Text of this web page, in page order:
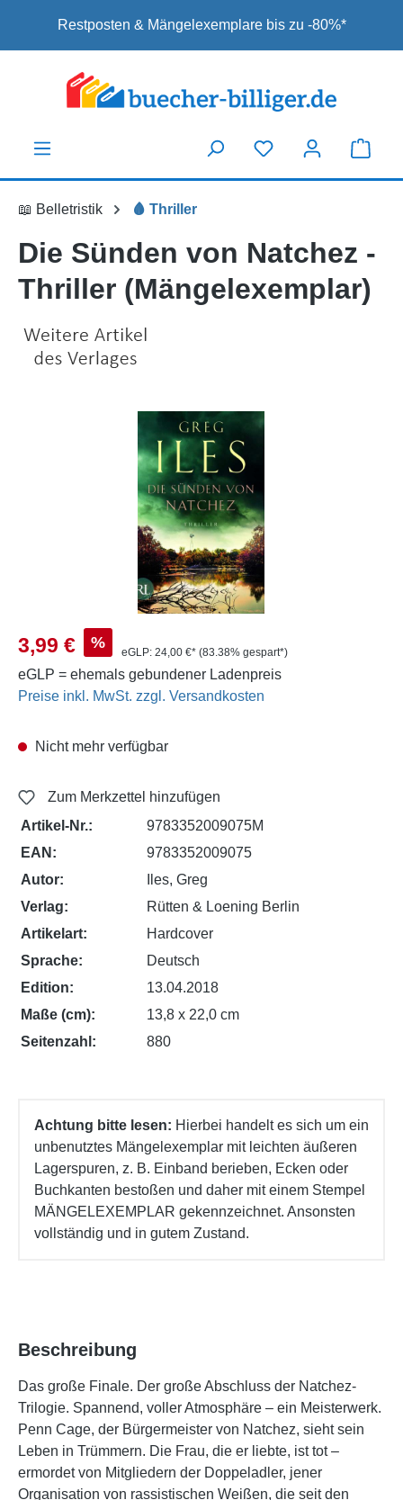
Zum Hauptinhalt springen
Restposten & Mängelexemplare bis zu -80%*
📖 Belletristik 🩸 Thriller
Die Sünden von Natchez -
Thriller (Mängelexemplar)
Bildergalerie überspringen
Verkaufspreis:
3,99 € %
eGLP: 24,00 €* (83.38% gespart*)
eGLP = ehemals gebundener Ladenpreis
Preise inkl. MwSt. zzgl. Versandkosten
Nicht mehr verfügbar
Zum Merkzettel hinzufügen
Artikel-Nr.:
9783352009075M
EAN:
9783352009075
Autor:
Iles, Greg
Verlag:
Rütten & Loening Berlin
Artikelart:
Hardcover
Sprache:
Deutsch
Edition:
13.04.2018
Maße (cm):
13,8 x 22,0 cm
Seitenzahl:
880
Achtung bitte lesen: Hierbei handelt es sich um ein
unbenutztes Mängelexemplar mit leichten äußeren
Lagerspuren, z. B. Einband berieben, Ecken oder
Buchkanten bestoßen und daher mit einem Stempel
MÄNGELEXEMPLAR gekennzeichnet. Ansonsten
vollständig und in gutem Zustand.
Beschreibung
Das große Finale. Der große Abschluss der Natchez-
Trilogie. Spannend, voller Atmosphäre – ein Meisterwerk.
Penn Cage, der Bürgermeister von Natchez, sieht sein
Leben in Trümmern. Die Frau, die er liebte, ist tot –
ermordet von Mitgliedern der Doppeladler, jener
Organisation von rassistischen Weißen, die seit den